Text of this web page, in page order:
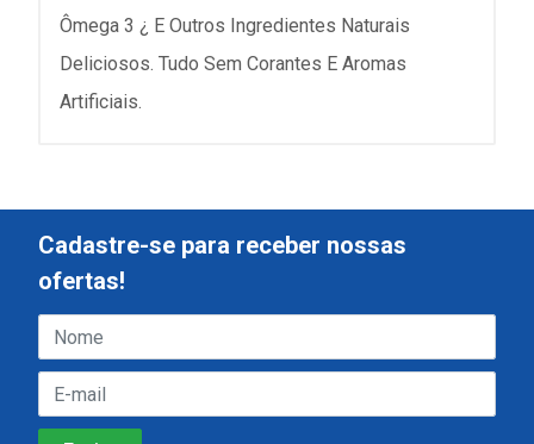
Ômega 3 ¿ E Outros Ingredientes Naturais
Deliciosos. Tudo Sem Corantes E Aromas
Artificiais.
Cadastre-se para receber nossas
ofertas!